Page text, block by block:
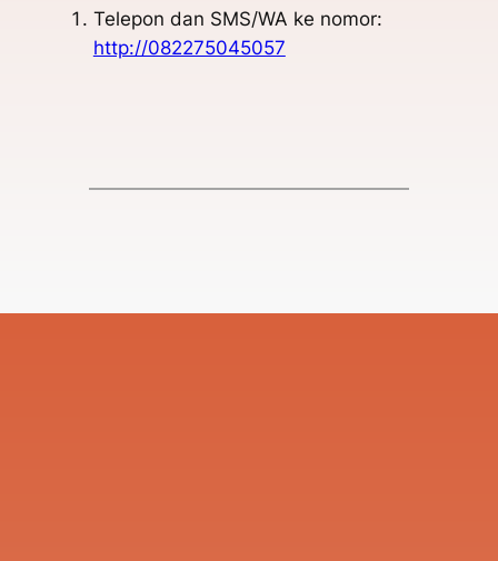
Telepon dan SMS/WA ke nomor:
http://082275045057